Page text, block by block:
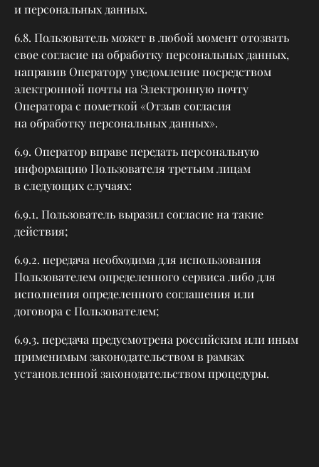
и персональных данных.
6.8. Пользователь может в любой момент отозвать
свое согласие на обработку персональных данных,
направив Оператору уведомление посредством
электронной почты на Электронную почту
Оператора с пометкой «Отзыв согласия
на обработку персональных данных».
6.9. Оператор вправе передать персональную
информацию Пользователя третьим лицам
в следующих случаях:
6.9.1. Пользователь выразил согласие на такие
действия;
6.9.2. передача необходима для использования
Пользователем определенного сервиса либо для
исполнения определенного соглашения или
договора с Пользователем;
6.9.3. передача предусмотрена российским или иным
применимым законодательством в рамках
установленной законодательством процедуры.